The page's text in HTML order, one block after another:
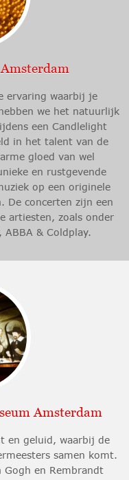
ervaring waarbij je
we het natuurlijk
een Candlelight
in het talent van de
gloed van wel
en rustgevende
op een originele
De concerten zijn een
artiesten, zoals onder
ABBA & Coldplay.
Amsterdam
en geluid, waarbij de
samen komt.
Gogh en Rembrandt